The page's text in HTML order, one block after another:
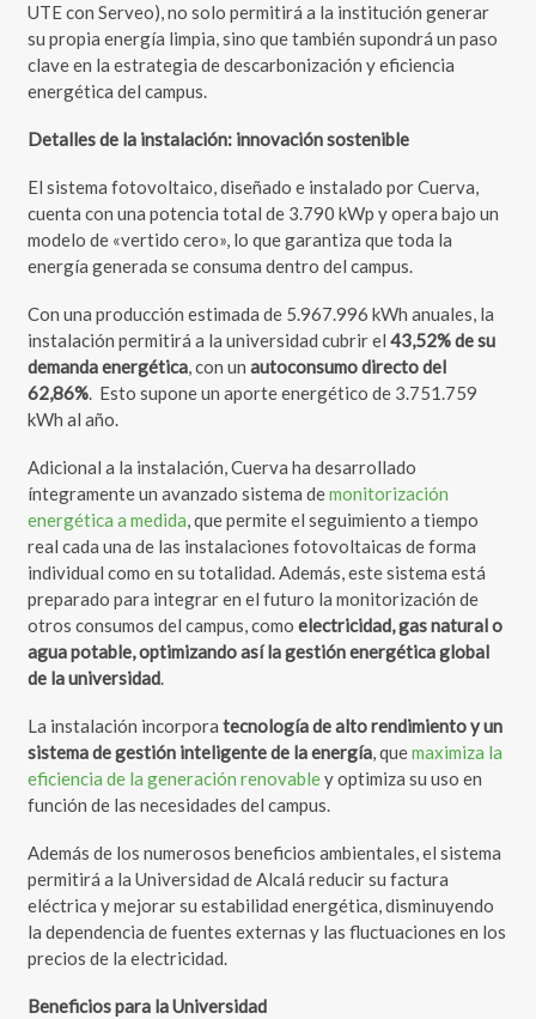
UTE con Serveo), no solo permitirá a la institución generar
su propia energía limpia, sino que también supondrá un paso
clave en la estrategia de descarbonización y eficiencia
energética del campus.
Detalles de la instalación: innovación sostenible
El sistema fotovoltaico, diseñado e instalado por Cuerva,
cuenta con una potencia total de 3.790 kWp y opera bajo un
modelo de «vertido cero», lo que garantiza que toda la
energía generada se consuma dentro del campus.
Con una producción estimada de 5.967.996 kWh anuales, la
instalación permitirá a la universidad cubrir el 43,52% de su
demanda energética, con un autoconsumo directo del
62,86%. Esto supone un aporte energético de 3.751.759
kWh al año.
Adicional a la instalación, Cuerva ha desarrollado
íntegramente un avanzado sistema demonitorización
energética a medida, que permite el seguimiento a tiempo
real cada una de las instalaciones fotovoltaicas de forma
individual como en su totalidad. Además, este sistema está
preparado para integrar en el futuro la monitorización de
otros consumos del campus, como electricidad, gas natural o
agua potable, optimizando así la gestión energética global
de la universidad.
La instalación incorpora tecnología de alto rendimientoy un
sistema de gestión inteligente de la energía, quemaximiza la
eficiencia de la generación renovabley optimiza su uso en
función de las necesidades del campus.
Además de los numerosos beneficios ambientales, el sistema
permitirá a la Universidad de Alcalá reducir su factura
eléctrica y mejorar su estabilidad energética, disminuyendo
la dependencia de fuentes externas y las fluctuaciones en los
precios de la electricidad.
Beneficios para la Universidad